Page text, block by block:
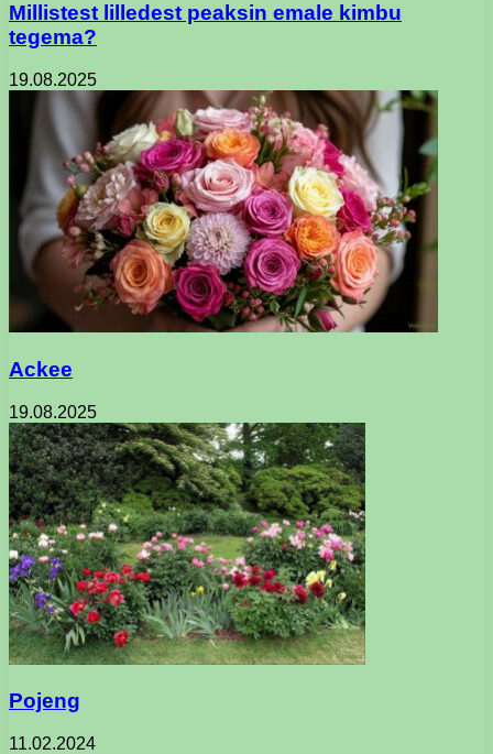
Millistest lilledest peaksin emale kimbu
tegema?
19.08.2025
Ackee
19.08.2025
Pojeng
11.02.2024